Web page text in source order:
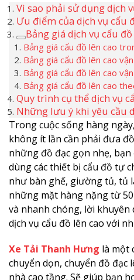
Vì sao phải sử dụng dịch
Ưu điểm của dịch vụ cẩu
Bảng giá dịch vụ cẩu
Bảng giá cẩu đồ lên cao
Bảng giá cẩu đồ lên cao
Bảng giá cẩu đồ lên cao
Bảng giá cẩu đồ lên cao
Quy trình cụ thể dịch vụ
Những lưu ý khi yêu cầu
Trong cuộc sống hàng
không ít lần cần phải đưa
những đồ đạc gọn nhẹ,
dùng các thiết bị cẩu đồ tự
như bàn ghế, giường tủ, tủ
những mặt hàng nặng từ
và nhanh chóng, lời khuyên
dịch vụ cẩu đồ lên cao với
Xe Tải Thanh Hưng là một
chuyển dọn, chuyển đồ đạc
nhà cao tầng. Sẽ giúp bạn